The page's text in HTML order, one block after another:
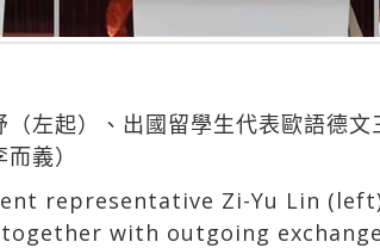
左起）、出國留學生代表歐語德
義）
representative Zi-Yu Lin
with outgoing